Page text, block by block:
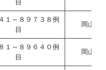
目
１～８９７３８例
目
岡山県
１～８９６４０例
目
岡山市